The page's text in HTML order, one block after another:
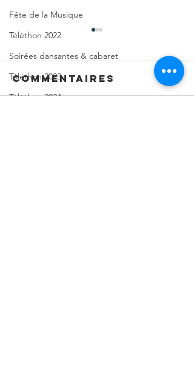
Fête de la Musique
Téléthon 2022
Soirées dansantes & cabaret
Téléthon 2023
Téléthon 2024
Commentaires